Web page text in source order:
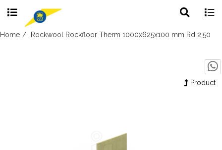
Skip
search
Home Rockwool Rockfloor Therm 1000x625x100 mm Rd 2,50
Product